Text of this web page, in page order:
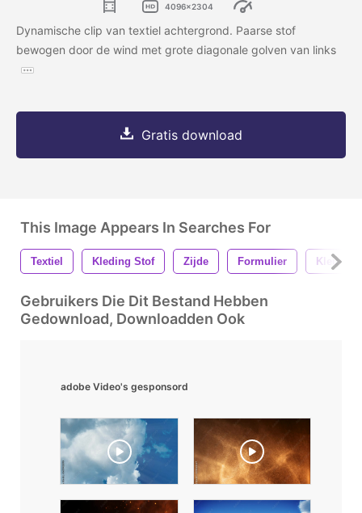
4096x2304
Dynamische clip van textiel achtergrond. Paarse stof
bewogen door de wind met grote diagonale golven van links
Gratis download
This Image Appears In Searches For
Textiel Kleding Stof Zijde Formulier Kleur
Gebruikers Die Dit Bestand Hebben
Gedownload, Downloadden Ook
adobe Video's gesponsord